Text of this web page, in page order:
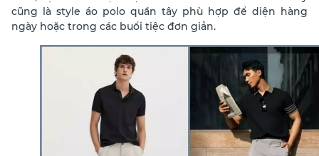
cũng là style áo polo quần tây phù hợp để diện hàng
ngày hoặc trong các buổi tiệc đơn giản.